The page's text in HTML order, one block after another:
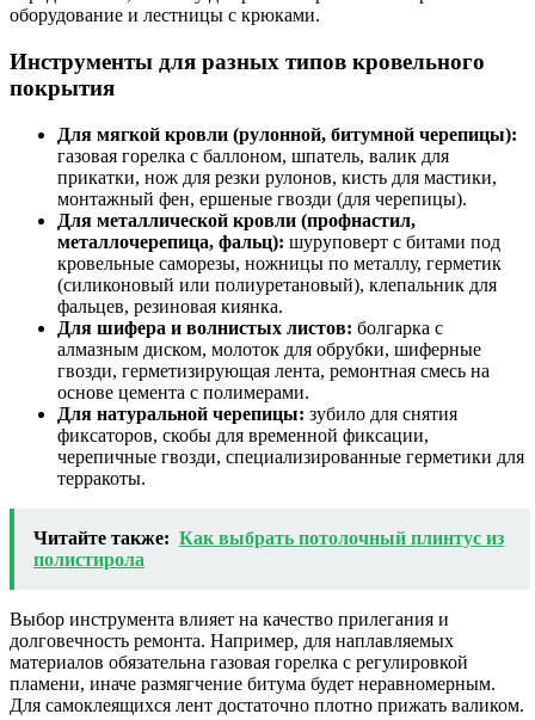
оборудование и лестницы с крюками.
Инструменты для разных типов кровельного
покрытия
Для мягкой кровли (рулонной, битумной черепицы):
газовая горелка с баллоном, шпатель, валик для
прикатки, нож для резки рулонов, кисть для мастики,
монтажный фен, ершеные гвозди (для черепицы).
Для металлической кровли (профнастил,
металлочерепица, фальц): шуруповерт с битами под
кровельные саморезы, ножницы по металлу, герметик
(силиконовый или полиуретановый), клепальник для
фальцев, резиновая киянка.
Для шифера и волнистых листов: болгарка с
алмазным диском, молоток для обрубки, шиферные
гвозди, герметизирующая лента, ремонтная смесь на
основе цемента с полимерами.
Для натуральной черепицы: зубило для снятия
фиксаторов, скобы для временной фиксации,
черепичные гвозди, специализированные герметики для
терракоты.
Читайте также: Как выбрать потолочный плинтус из
полистирола
Выбор инструмента влияет на качество прилегания и
долговечность ремонта. Например, для наплавляемых
материалов обязательна газовая горелка с регулировкой
пламени, иначе размягчение битума будет неравномерным.
Для самоклеящихся лент достаточно плотно прижать валиком.